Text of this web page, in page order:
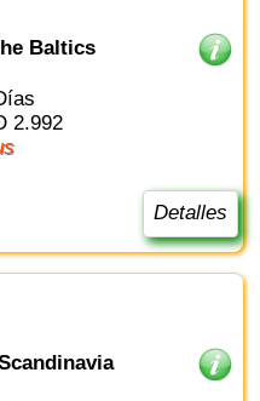
Baltics
2.992
Detalles